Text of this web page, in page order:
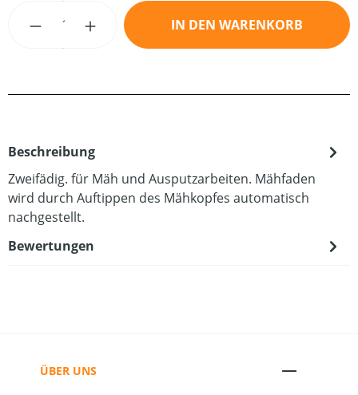
Produkt Anzahl: Gib den gewünschten
IN DEN WARENKORB
Beschreibung
Zweifädig. für Mäh und Ausputzarbeiten. Mähfaden
wird durch Auftippen des Mähkopfes automatisch
nachgestellt.
Bewertungen
ÜBER UNS